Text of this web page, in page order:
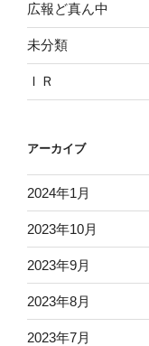
広報ど真ん中
未分類
ＩＲ
アーカイブ
2024年1月
2023年10月
2023年9月
2023年8月
2023年7月